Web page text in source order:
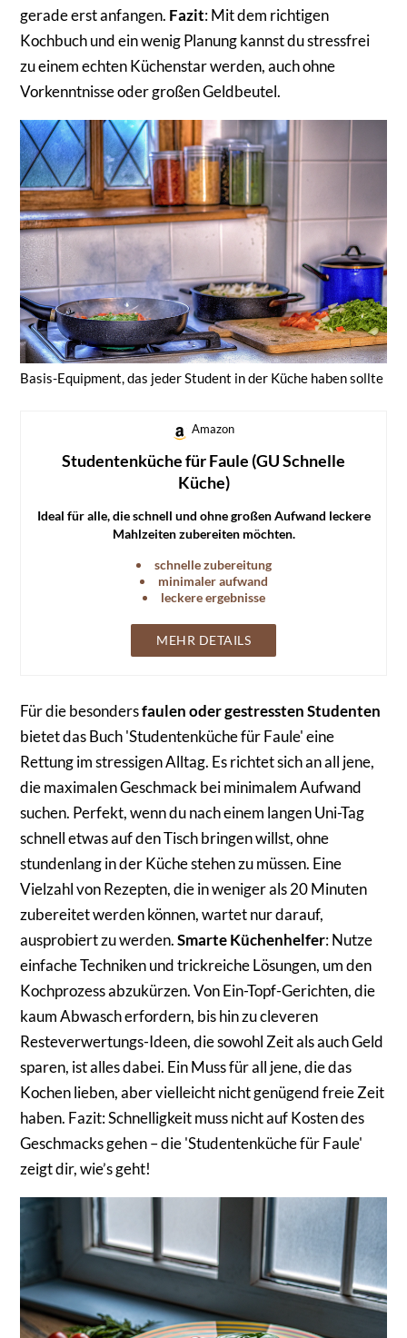
gerade erst anfangen. Fazit: Mit dem richtigen
Kochbuch und ein wenig Planung kannst du stressfrei
zu einem echten Küchenstar werden, auch ohne
Vorkenntnisse oder großen Geldbeutel.
Basis-Equipment, das jeder Student in der Küche haben sollte
Amazon
Studentenküche für Faule (GU Schnelle
Küche)
Ideal für alle, die schnell und ohne großen Aufwand leckere
Mahlzeiten zubereiten möchten.
schnelle zubereitung
minimaler aufwand
leckere ergebnisse
MEHR DETAILS
Für die besondersfaulen oder gestressten Studenten
bietet das Buch 'Studentenküche für Faule' eine
Rettung im stressigen Alltag. Es richtet sich an all jene,
die maximalen Geschmack bei minimalem Aufwand
suchen. Perfekt, wenn du nach einem langen Uni-Tag
schnell etwas auf den Tisch bringen willst, ohne
stundenlang in der Küche stehen zu müssen. Eine
Vielzahl von Rezepten, die in weniger als 20 Minuten
zubereitet werden können, wartet nur darauf,
ausprobiert zu werden.Smarte Küchenhelfer: Nutze
einfache Techniken und trickreiche Lösungen, um den
Kochprozess abzukürzen. Von Ein-Topf-Gerichten, die
kaum Abwasch erfordern, bis hin zu cleveren
Resteverwertungs-Ideen, die sowohl Zeit als auch Geld
sparen, ist alles dabei. Ein Muss für all jene, die das
Kochen lieben, aber vielleicht nicht genügend freie Zeit
haben. Fazit: Schnelligkeit muss nicht auf Kosten des
Geschmacks gehen – die 'Studentenküche für Faule'
zeigt dir, wie’s geht!